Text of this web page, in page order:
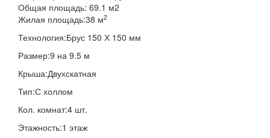
Общая площадь: 69.1 м2
Жилая площадь:38 м2
Технология:Брус 150 Х 150 мм
Размер:9 на 9.5 м
Крыша:Двухскатная
Тип:С холлом
Кол. комнат:4 шт.
Этажность:1 этаж